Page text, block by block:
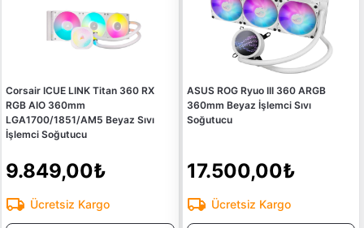
Corsair ICUE LINK Titan 360 RX
RGB AIO 360mm
LGA1700/1851/AM5 Beyaz Sıvı
İşlemci Soğutucu
9.849,00₺
Ücretsiz Kargo
ASUS ROG Ryuo III 360 ARGB
360mm Beyaz İşlemci Sıvı
Soğutucu
17.500,00₺
Ücretsiz Kargo